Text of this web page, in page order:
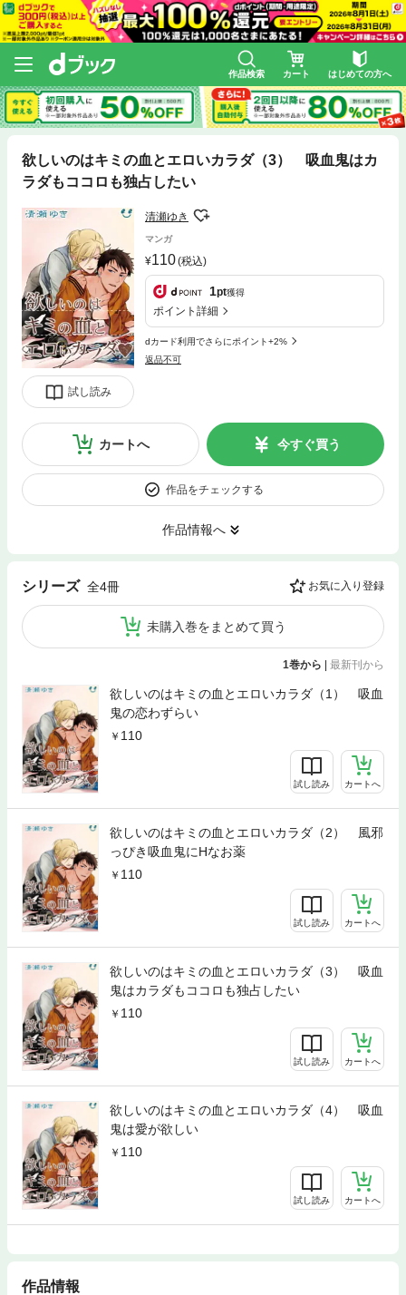
作品検索 カート はじめての方へ
欲しいのはキミの血とエロいカラダ（3） 吸血鬼はカ
ラダもココロも独占したい
試し読み
清瀬ゆき
マンガ
110(税込)
1pt獲得
ポイント詳細
dカード利用でさらにポイント+2%
返品不可
カートへ 今すぐ買う
作品をチェックする
作品情報へ
シリーズ 全4冊 お気に入り登録
未購入巻をまとめて買う
1巻から | 最新刊から
欲しいのはキミの血とエロいカラダ（1） 吸血
鬼の恋わずらい
110
試し読み カートへ
欲しいのはキミの血とエロいカラダ（2） 風邪
っぴき吸血鬼にHなお薬
110
試し読み カートへ
欲しいのはキミの血とエロいカラダ（3） 吸血
鬼はカラダもココロも独占したい
110
試し読み カートへ
欲しいのはキミの血とエロいカラダ（4） 吸血
鬼は愛が欲しい
110
試し読み カートへ
作品情報